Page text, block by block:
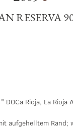
RESERVA
Rioja, La Rioja
aufgehelltem Rand;